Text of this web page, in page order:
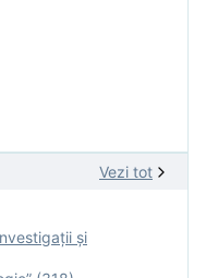
Vezi tot
şi